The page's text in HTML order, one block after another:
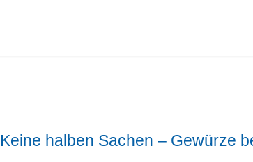
Keine halben Sachen – Gewürze